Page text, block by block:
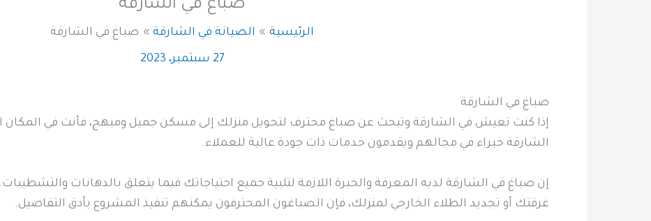
صباغ في الشارقة
الرئيسية الصيانة في الشارقة صباغ في الشارقة
27 سبتمبر، 2023
صباغ في الشارقة
إذا كنت تعيش في الشارقة وتبحث عن صباغ محترف لتحويل منزلك إلى مسكن جميل ومبهج، فأنت في المكان
الشارقة خبراء في مجالهم ويقدمون خدمات ذات جودة عالية للعملاء.
إن صباغ في الشارقة لديه المعرفة والخبرة اللازمة لتلبية جميع احتياجاتك فيما يتعلق بالدهانات
غرفتك أو تجديد الطلاء الخارجي لمنزلك، فإن الصباغون المحترفون يمكنهم تنفيذ المشروع بأدق التفاصيل.